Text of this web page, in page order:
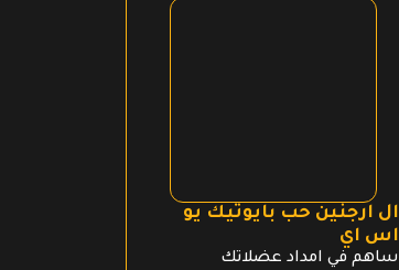
ال ارجنين حب بايوتيك يو
اس اي
ساهم في امداد عضلاتك